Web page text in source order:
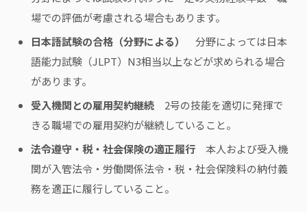
場での評価が考慮される場合もあります。
日本語試験の合格（分野による）
分野によっては日本
語能力試験（JLPT）N3相当以上などが求められる場合
があります。
受入機関との雇用契約継続 2号の技能を適切に発揮で
きる職場での雇用契約が継続していること。
法令遵守・税・社会保険の適正履行 本人および受入機
関が入管法令・労働関係法令・税・社会保険料の納付義
務を適正に履行していること。